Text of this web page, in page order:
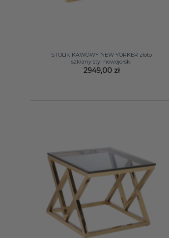
STOLIK KAWOWY NEW YORKER złoto
szklany styl nowojorski
2949,00 zł